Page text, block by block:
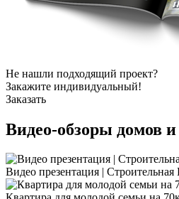
Не нашли подходящий проект?
Закажите индивидуальный!
Заказать
Видео-обзоры домов
Видео презентация |